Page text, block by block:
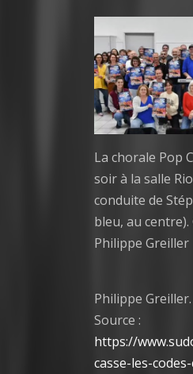
La chorale Pop
soir à la salle
conduite de
bleu, au
Philippe Greiller
Philippe Greiller.
Source :
https://
casse-les-